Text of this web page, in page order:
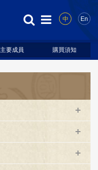
中 En
主要成員 購買須知